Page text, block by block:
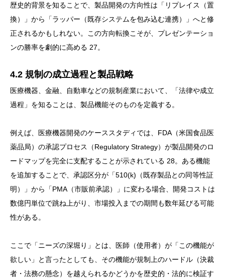
歴史的背景を知ることで、製品開発の方向性は「リプレイス（置
換）」から「ラッパー（既存システムを包み込む連携）」へと修
正されるかもしれない。この方向転換こそが、プレゼンテーショ
ンの勝率を劇的に高める 27。
4.2 規制の成立過程と製品戦略
医療機器、金融、自動車などの規制産業において、「法律や成立
過程」を知ることは、製品機能そのものを定義する。
例えば、医療機器開発のケーススタディでは、FDA（米国食品医
薬品局）の承認プロセス（Regulatory Strategy）が製品開発のロ
ードマップを完全に支配することが示されている 28。ある機能
を追加することで、承認区分が「510(k)（既存製品との同等性証
明）」から「PMA（市販前承認）」に変わる場合、開発コストは
数億円単位で跳ね上がり、市場投入までの期間も数年延びる可能
性がある。
ここで「ニーズの深堀り」とは、医師（使用者）が「この機能が
欲しい」と言ったとしても、その機能が規制上のハードル（決裁
者・法務の懸念）を越えられるかどうかを歴史的・法的に検証す